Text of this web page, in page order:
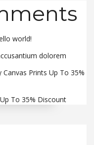
world!
dolorem
Canvas Prints Up To 35%
To 35% Discount